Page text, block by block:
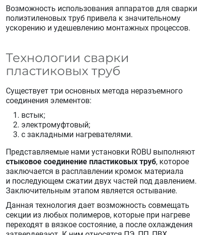
Возможность использования аппаратов для сварки
полиэтиленовых труб привела к значительному
ускорению и удешевлению монтажных процессов.
Технологии сварки
пластиковых труб
Существует три основных метода неразъемного
соединения элементов:
встык;
электромуфтовый;
с закладными нагревателями.
Представляемые нами установки ROBU выполняют
стыковое соединение пластиковых труб, которое
заключается в расплавлении кромок материала
и последующем сжатии двух частей под давлением.
Заключительным этапом является остывание.
Данная технология дает возможность совмещать
секции из любых полимеров, которые при нагреве
переходят в вязкое состояние, а после охлаждения